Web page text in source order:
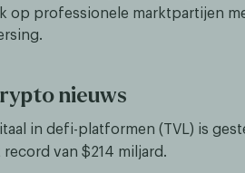
op professionele marktpartijen
nieuws
in defi-platformen (TVL) is
record van $214 miljard.